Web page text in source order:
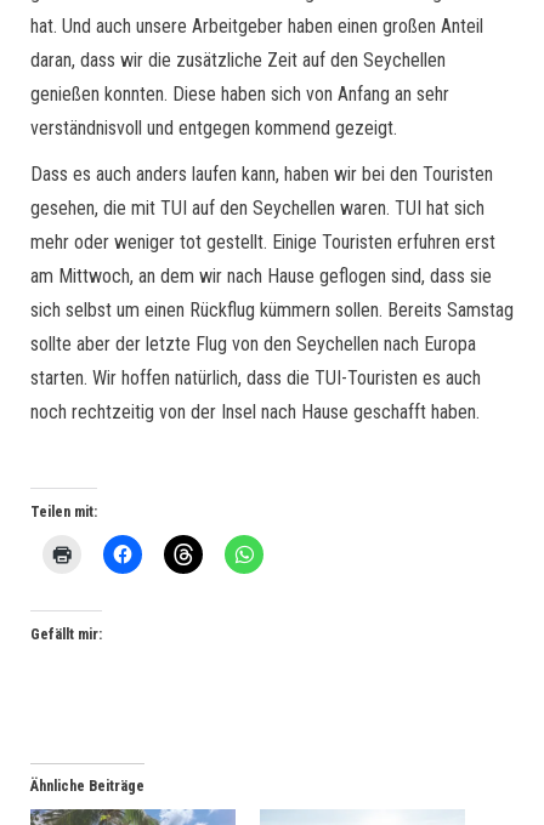
hat. Und auch unsere Arbeitgeber haben einen großen Anteil
daran, dass wir die zusätzliche Zeit auf den Seychellen
genießen konnten. Diese haben sich von Anfang an sehr
verständnisvoll und entgegen kommend gezeigt.
Dass es auch anders laufen kann, haben wir bei den Touristen
gesehen, die mit TUI auf den Seychellen waren. TUI hat sich
mehr oder weniger tot gestellt. Einige Touristen erfuhren erst
am Mittwoch, an dem wir nach Hause geflogen sind, dass sie
sich selbst um einen Rückflug kümmern sollen. Bereits Samstag
sollte aber der letzte Flug von den Seychellen nach Europa
starten. Wir hoffen natürlich, dass die TUI-Touristen es auch
noch rechtzeitig von der Insel nach Hause geschafft haben.
Teilen mit:
Gefällt mir:
Ähnliche Beiträge